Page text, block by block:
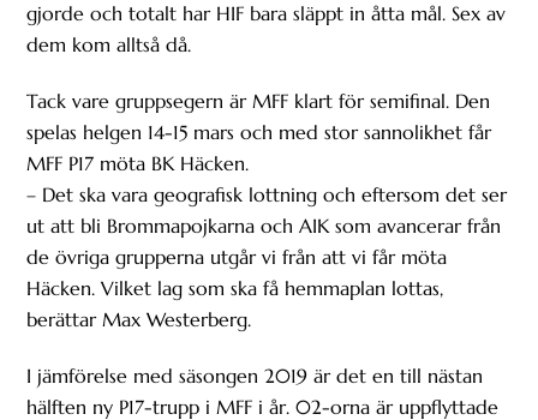
gjorde och totalt har HIF bara släppt in åtta mål. Sex av
dem kom alltså då.
Tack vare gruppsegern är MFF klart för semifinal. Den
spelas helgen 14-15 mars och med stor sannolikhet får
MFF P17 möta BK Häcken.
– Det ska vara geografisk lottning och eftersom det ser
ut att bli Brommapojkarna och AIK som avancerar från
de övriga grupperna utgår vi från att vi får möta
Häcken. Vilket lag som ska få hemmaplan lottas,
berättar Max Westerberg.
I jämförelse med säsongen 2019 är det en till nästan
hälften ny P17-trupp i MFF i år. 02-orna är uppflyttade